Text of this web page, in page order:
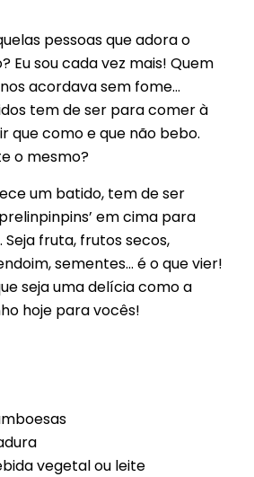
pessoas que adora o
Eu sou cada vez mais! Quem
acordava sem fome…
tem de ser para comer à
que como e que não bebo.
o mesmo?
um batido, tem de ser
em cima para
fruta, frutos secos,
sementes… é o que vier!
seja uma delícia como a
hoje para vocês!
vegetal ou leite